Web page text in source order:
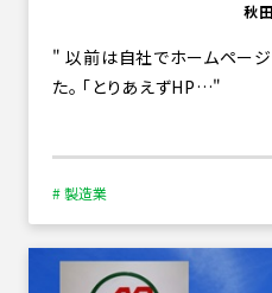
秋
以前は自社でホームペー
た。 「とりあえずHP…
# 製造業